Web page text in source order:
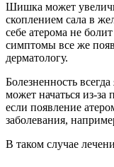
Шишка может
скоплением сала в
себе атерома не
симптомы все же
дерматологу.
Болезненность
может начаться из-за
если появление
заболевания,
В таком случае